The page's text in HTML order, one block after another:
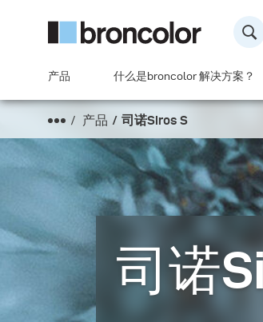
产品 什么是broncolor 解决方案？
产品 司诺Siros S
司诺